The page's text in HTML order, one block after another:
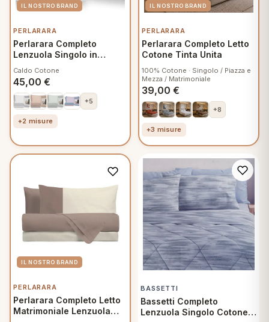
PERLARARA
Perlarara Completo
Lenzuola Singolo in
Bicolor
Caldo Cotone
45,00 €
+5
+2 misure
PERLARARA
Perlarara Completo Letto
Cotone Tinta Unita
100% Cotone · Singolo / Piazza e
Mezza / Matrimoniale
39,00 €
+8
+3 misure
PERLARARA
Perlarara Completo Letto
Matrimoniale Lenzuola
BASSETTI
Bassetti Completo
Lenzuola Singolo Cotone,